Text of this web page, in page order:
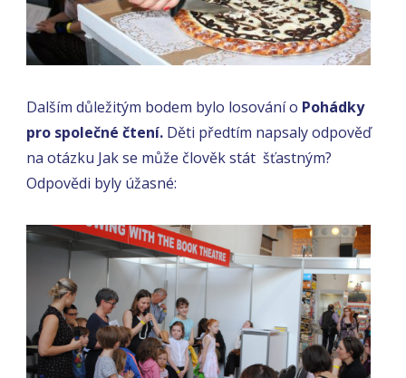
Dalším důležitým bodem bylo losování o Pohádky
pro společné čtení. Děti předtím napsaly odpověď
na otázku Jak se může člověk stát šťastným?
Odpovědi byly úžasné: